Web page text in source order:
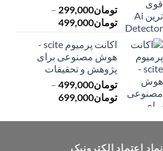
تومان299,000
–
تومان499,000محدوده
تا
تومان499,000
اکانت پرمیوم scite -
هوش مصنوعی برای
پژوهش و تحقیقات
تومان499,000
–
تومان699,000محدوده
تومان499,000
نماد اعتماد الکترونیک